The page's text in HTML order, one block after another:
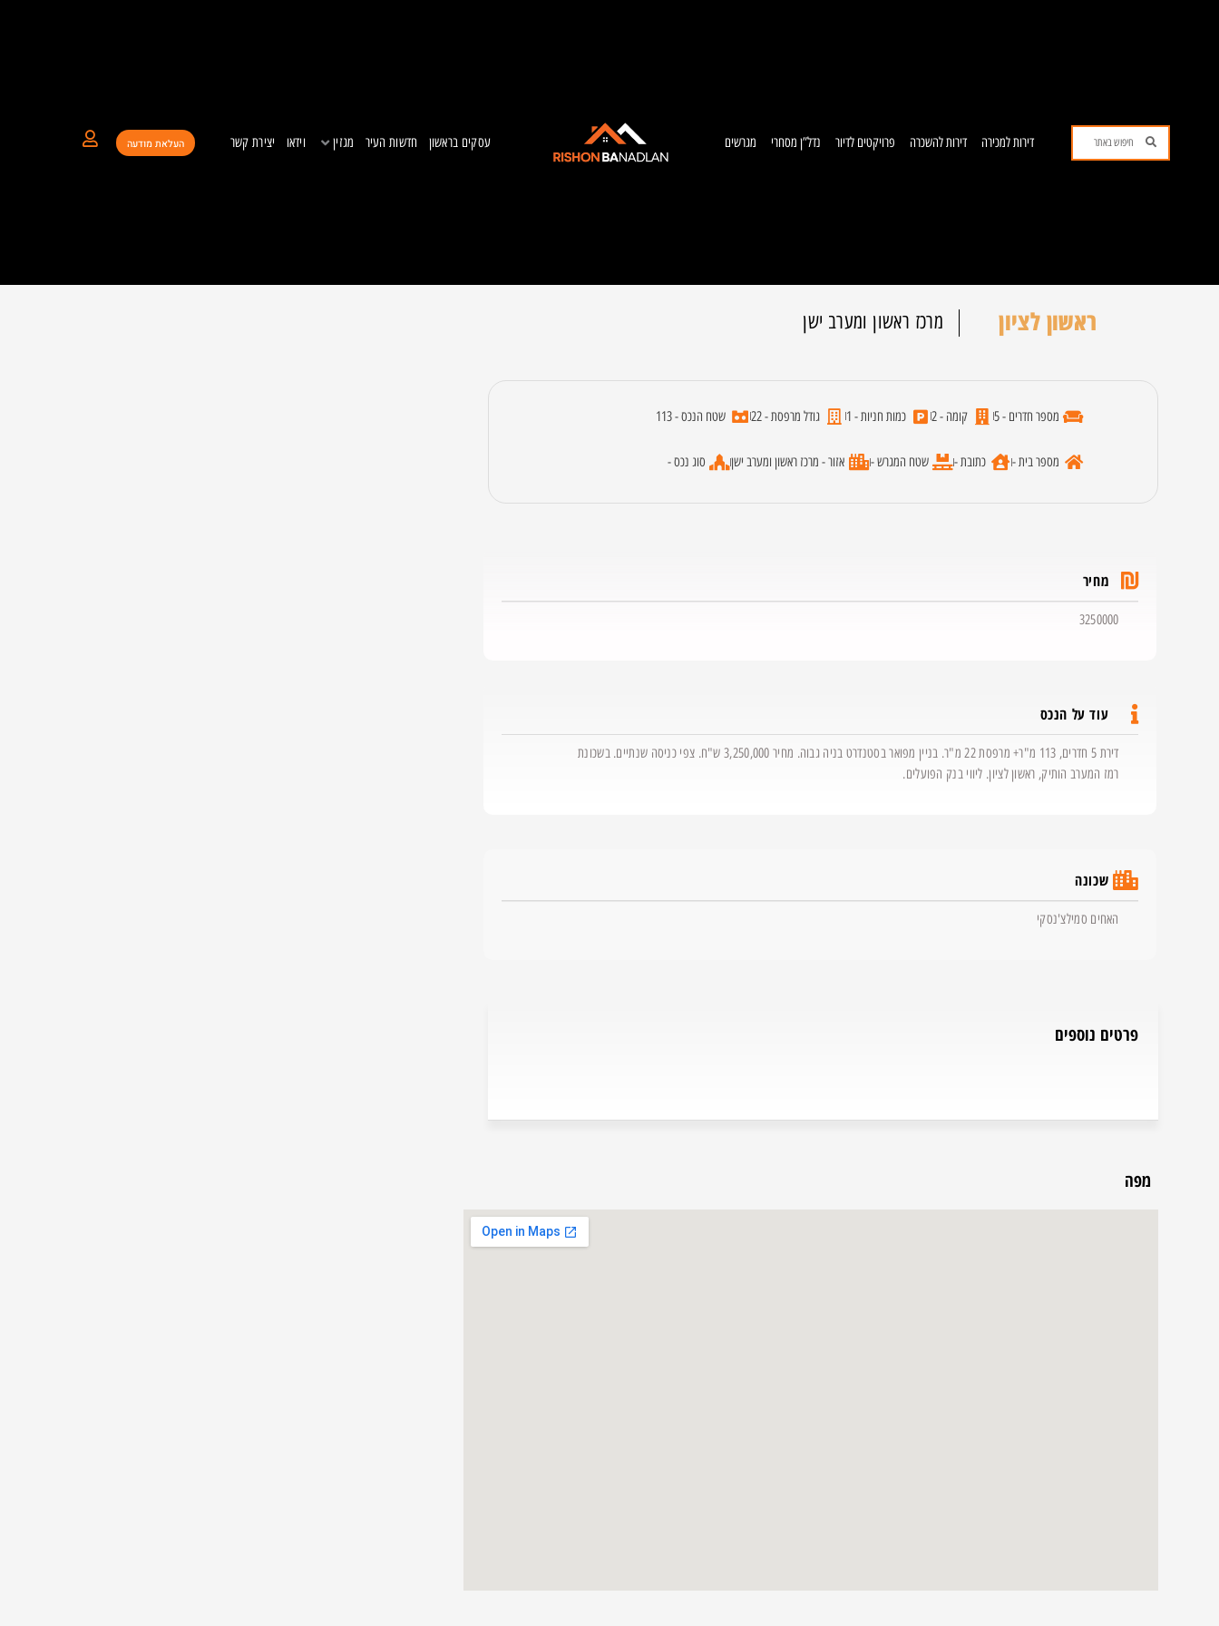
חיפושחיפוש דירות למכירה דירות להשכרה פרויקטים לדיור נדל”ן מסחרי מגרשים עסקים בראשון חדשות העיר מגזין וידאו יצירת קשר העלאת מודעה
ראשון לציון מרכז ראשון ומערב ישן
מספר חדרים - 5 קומה - 2 כמות חניות - 1 גודל מרפסת - 22 שטח הנכס - 113
מספר בית - כתובת - שטח המגרש - אזור - מרכז ראשון ומערב ישן סוג נכס -
מחיר
3250000
עוד על הנכס
דירת 5 חדרים, 113 מ"ר+ מרפסת 22 מ"ר. בניין מפואר בסטנדרט בניה גבוה. מחיר 3,250,000 ש"ח. צפי כניסה שנתיים. בשכונת
רמז המערב הותיק, ראשון לציון. ליווי בנק הפועלים.
שכונה
האחים סמילצ'נסקי
פרטים נוספים
מפה